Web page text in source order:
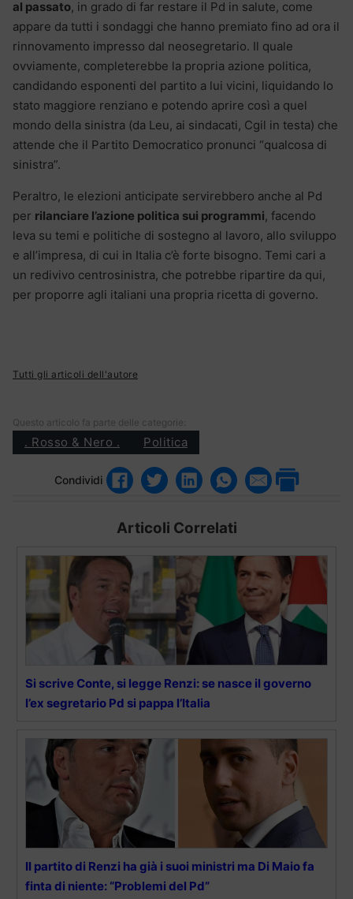
al passato, in grado di far restare il Pd in salute, come
appare da tutti i sondaggi che hanno premiato fino ad ora il
rinnovamento impresso dal neosegretario. Il quale
ovviamente, completerebbe la propria azione politica,
candidando esponenti del partito a lui vicini, liquidando lo
stato maggiore renziano e potendo aprire così a quel
mondo della sinistra (da Leu, ai sindacati, Cgil in testa) che
attende che il Partito Democratico pronunci “qualcosa di
sinistra”.
Peraltro, le elezioni anticipate servirebbero anche al Pd
per rilanciare l’azione politica sui programmi, facendo
leva su temi e politiche di sostegno al lavoro, allo sviluppo
e all’impresa, di cui in Italia c’è forte bisogno. Temi cari a
un redivivo centrosinistra, che potrebbe ripartire da qui,
per proporre agli italiani una propria ricetta di governo.
Tutti gli articoli dell'autore
Questo articolo fa parte delle categorie:
. Rosso & Nero . Politica
Condividi
Articoli Correlati
Si scrive Conte, si legge Renzi: se nasce il governo
l’ex segretario Pd si pappa l’Italia
Il partito di Renzi ha già i suoi ministri ma Di Maio fa
finta di niente: “Problemi del Pd”